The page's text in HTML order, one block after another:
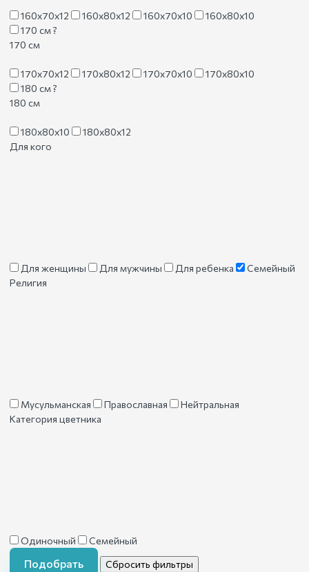
160х70х12 160х80х12 160х70х10
160х80х10
170 см?
170 см
170х70х12 170х80х12 170х70х10
170х80х10
180 см?
180 см
180х80х10
180х80х12
Для кого
Для женщины Для мужчины Для ребенка
Семейный
Религия
Мусульманская Православная
Нейтральная
Категория цветника
Одиночный Семейный
Подобрать Сбросить фильтры